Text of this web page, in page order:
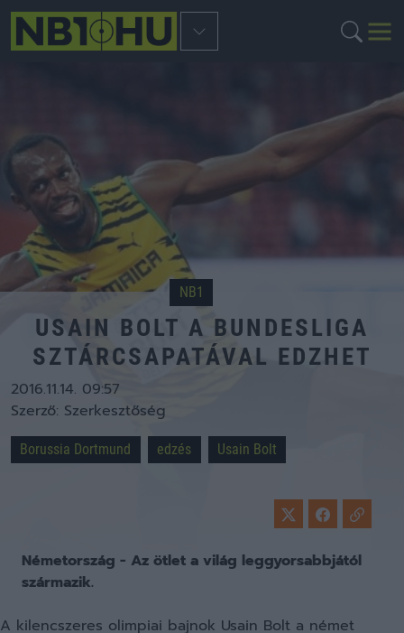
NB1
USAIN BOLT A BUNDESLIGA
SZTÁRCSAPATÁVAL EDZHET
2016.11.14. 09:57
Szerző: Szerkesztőség
Borussia Dortmund edzés Usain Bolt
Németország - Az ötlet a világ leggyorsabbjától
származik.
A kilencszeres olimpiai bajnok Usain Bolt a német